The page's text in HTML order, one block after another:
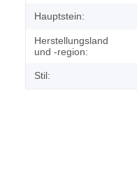
Hauptstein:
Herstellungsland
und -region:
Stil: